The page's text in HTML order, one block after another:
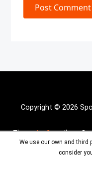
Post Comment
Copyright © 2026
Theme :Inx Gametheme By
We use our own and third
consider